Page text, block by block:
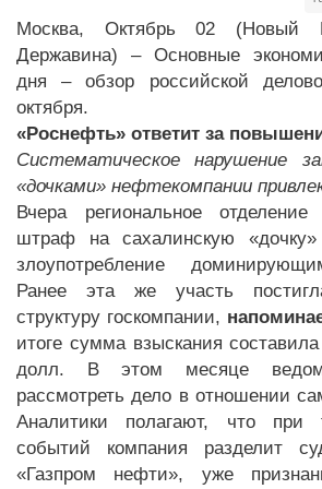
Москва, Октябрь 02 (Новый
Державина) – Основные
дня – обзор российской
октября.
«Роснефть» ответит за
Систематическое нарушение
«дочками» нефтекомпании
Вчера региональное
штраф на сахалинскую
злоупотребление
Ранее эта же участь
структуру госкомпании,
итоге сумма взыскания
долл. В этом месяце
рассмотреть дело в отношении
Аналитики полагают, что при
событий компания разделит
«Газпром неф­ти», уже